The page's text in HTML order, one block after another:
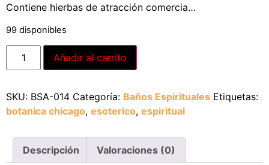
Contiene hierbas de atracción comercia…
99 disponibles
Añadir al carrito
SKU: BSA-014 Categoría: Baños Espirituales Etiquetas:
botanica chicago, esoterico, espiritual
Descripción Valoraciones (0)